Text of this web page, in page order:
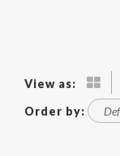
View as:
Order by: